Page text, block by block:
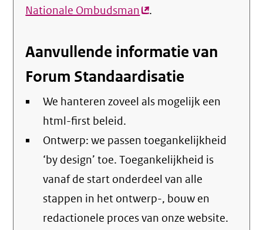
Nationale Ombudsman(externe
.
Aanvullende informatie van
Forum Standaardisatie
We hanteren zoveel als mogelijk een
html-first beleid.
Ontwerp: we passen toegankelijkheid
‘by design’ toe. Toegankelijkheid is
vanaf de start onderdeel van alle
stappen in het ontwerp-, bouw en
redactionele proces van onze website.